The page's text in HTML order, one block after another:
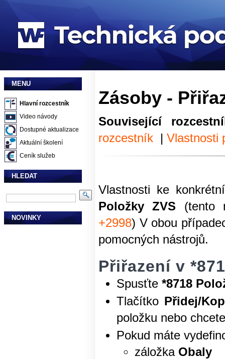
MENU
Hlavní rozcestník
Video návody
Dostupné aktualizace
Aktuální školení
Ceník služeb
HLEDAT
NOVINKY
Zásoby -
Související
rozcestník | Vlastnosti
Vlastnosti ke
Položky ZVS (tento
+2998) V obou
pomocných nástrojů.
Přiřazení v
Spusťte *8718
Tlačítko Přidej/
položku nebo
Pokud máte
záložka Obaly